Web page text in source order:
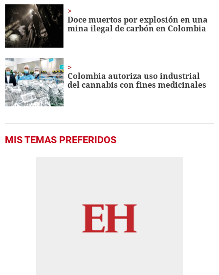
Doce muertos por explosión en una
mina ilegal de carbón en Colombia
Colombia autoriza uso industrial
del cannabis con fines medicinales
MIS TEMAS PREFERIDOS